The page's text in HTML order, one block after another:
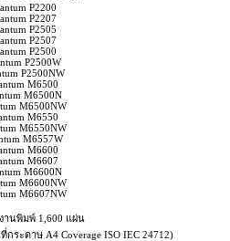
P2200
P2207
P2505
P2507
P2500
P2500W
P2500NW
M6500
M6500N
M6500NW
M6550
M6550NW
M6557W
M6600
M6607
M6600N
M6600NW
M6607NW
านพิมพ์ 1,600 แผ่น
ระดาษ A4 Coverage ISO IEC 24712)